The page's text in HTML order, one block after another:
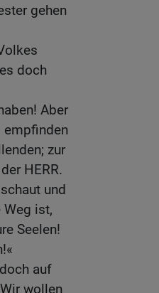
gehen
doch
Aber
empfinden
zur
HERR.
und
ist,
Seelen!
auf
wollen